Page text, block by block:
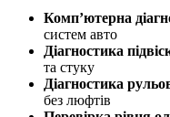
Комп’ютерна
систем авто
Діагностика
та стуку
Діагностика
без люфтів